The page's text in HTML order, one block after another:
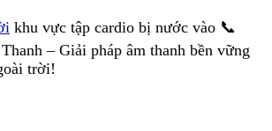
khu vực tập cardio bị nước vào 📞
– Giải pháp âm thanh bền vững
trời!